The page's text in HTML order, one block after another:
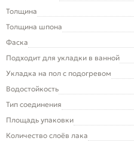
Толщина
Толщина шпона
Фаска
Подходит для укладки в ванной
Укладка на пол c подогревом
Водостойкость
Тип соединения
Площадь упаковки
Количество слоёв лака